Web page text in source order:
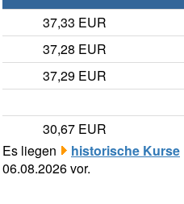
37,33 EUR
37,28 EUR
37,29 EUR
30,67 EUR
Es liegen
historische Kurse
06.08.2026 vor.